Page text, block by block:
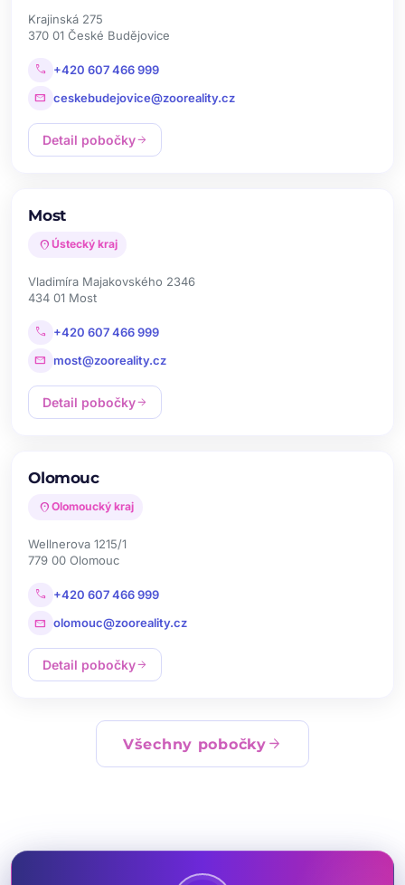
Krajinská 275
370 01 České Budějovice
call +420 607 466 999
mail ceskebudejovice@zooreality.cz
Detail pobočkyarrow_forward
Most
location_on Ústecký kraj
Vladimíra Majakovského 2346
434 01 Most
call +420 607 466 999
mail most@zooreality.cz
Detail pobočkyarrow_forward
Olomouc
location_on Olomoucký kraj
Wellnerova 1215/1
779 00 Olomouc
call +420 607 466 999
mail olomouc@zooreality.cz
Detail pobočkyarrow_forward
Všechny pobočky arrow_forward